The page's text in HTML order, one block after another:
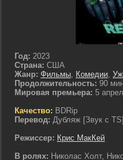
Год: 2023
Страна: США
Жанр: Фильмы, Комедии,
Продолжительность: 90
Мировая премьера: 5
Качество: BDRip
Перевод: Дубляж [Звук с TS]
Режиссер: Крис МакКей
В ролях: Николас Холт,